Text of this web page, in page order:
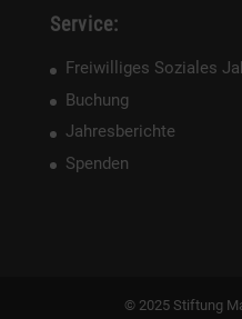
Service:
Freiwilliges Soziales
Buchung
Jahresberichte
Spenden
© 2025 Stiftung